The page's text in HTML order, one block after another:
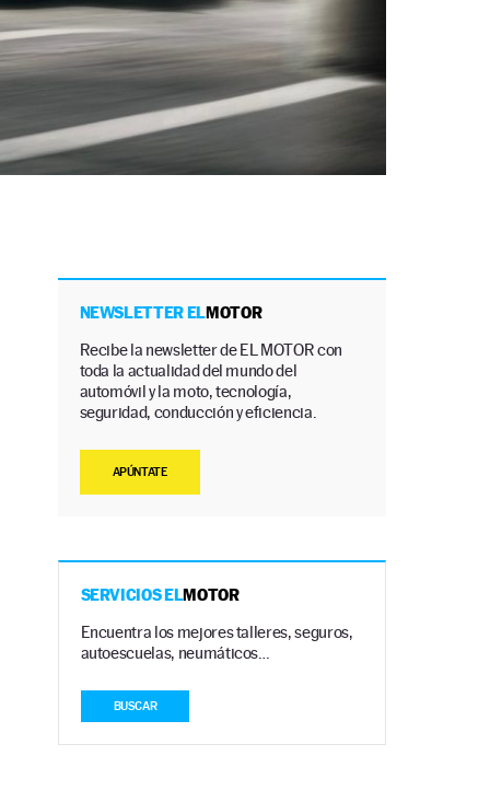
NEWSLETTER ELMOTOR
Recibe la newsletter de EL MOTOR con
toda la actualidad del mundo del
automóvil y la moto, tecnología,
seguridad, conducción y eficiencia.
APÚNTATE
SERVICIOS ELMOTOR
Encuentra los mejores talleres, seguros,
autoescuelas, neumáticos…
BUSCAR